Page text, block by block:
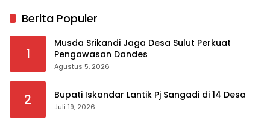
Berita Populer
1
Musda Srikandi Jaga Desa Sulut Perkuat
Pengawasan Dandes
Agustus 5, 2026
2 Bupati Iskandar Lantik Pj Sangadi di 14 Desa
Juli 19, 2026